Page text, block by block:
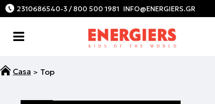
2310686540-3 / 800 500 1981
Top